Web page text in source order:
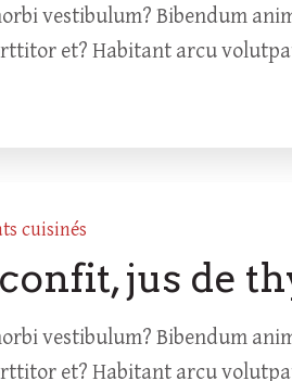
vestibulum? Bibendum
et? Habitant arcu
cuisinés
jus de
vestibulum? Bibendum
et? Habitant arcu